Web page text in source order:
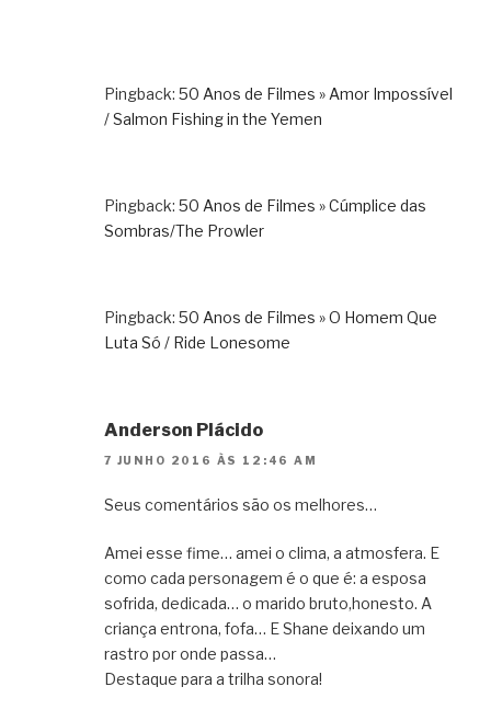
Pingback: 50 Anos de Filmes » Amor Impossível
/ Salmon Fishing in the Yemen
Pingback: 50 Anos de Filmes » Cúmplice das
Sombras/The Prowler
Pingback: 50 Anos de Filmes » O Homem Que
Luta Só / Ride Lonesome
Anderson Plácido
7 JUNHO 2016 ÀS 12:46 AM
Seus comentários são os melhores…
Amei esse fime… amei o clima, a atmosfera. E
como cada personagem é o que é: a esposa
sofrida, dedicada… o marido bruto,honesto. A
criança entrona, fofa… E Shane deixando um
rastro por onde passa…
Destaque para a trilha sonora!